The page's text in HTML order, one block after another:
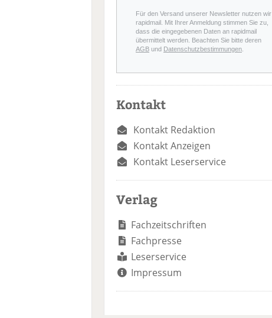
Für den Versand unserer Newsletter nutzen wir
rapidmail. Mit Ihrer Anmeldung stimmen Sie zu,
dass die eingegebenen Daten an rapidmail
übermittelt werden. Beachten Sie bitte deren
AGB und Datenschutzbestimmungen
Kontakt
Kontakt Redaktion
Kontakt Anzeigen
Kontakt Leserservice
Verlag
Fachzeitschriften
Fachpresse
Leserservice
Impressum